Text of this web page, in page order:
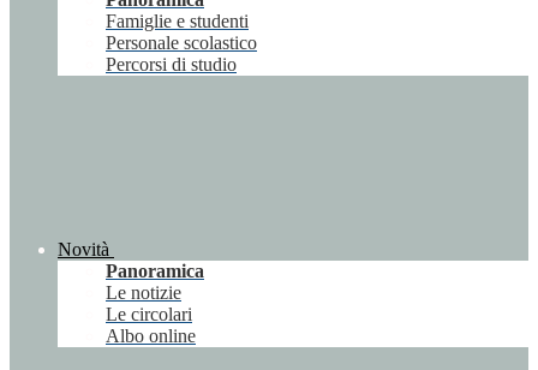
Famiglie e studenti
Personale scolastico
Percorsi di studio
Novità
Panoramica
Le notizie
Le circolari
Albo online